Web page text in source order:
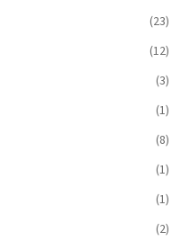
(23)
(12)
(3)
(1)
(8)
(1)
(1)
(2)